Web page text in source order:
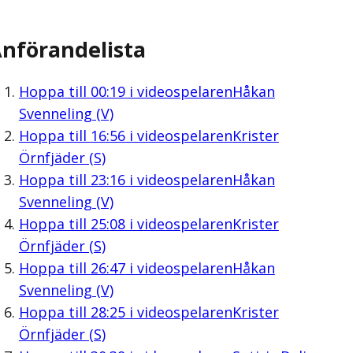
Hoppa till 00:19i videospelarenHåkan
Svenneling (V)
Hoppa till 16:56i videospelarenKrister
Örnfjäder (S)
Hoppa till 23:16i videospelarenHåkan
Svenneling (V)
Hoppa till 25:08i videospelarenKrister
Örnfjäder (S)
Hoppa till 26:47i videospelarenHåkan
Svenneling (V)
Hoppa till 28:25i videospelarenKrister
Örnfjäder (S)